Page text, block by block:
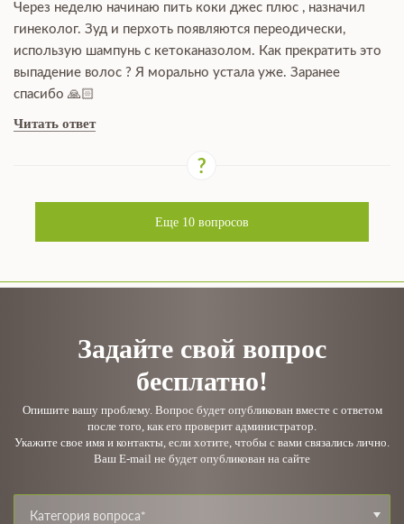
Через неделю начинаю пить коки джес плюс , назначил
гинеколог. Зуд и перхоть появляются переодически,
использую шампунь с кетоканазолом. Как прекратить это
выпадение волос ? Я морально устала уже. Заранее
спасибо 🙏🏻
Читать ответ
Еще 10 вопросов
Задайте свой вопрос
бесплатно!
Опишите вашу проблему. Вопрос будет опубликован вместе с ответом
после того, как его проверит администратор.
Укажите свое имя и контакты, если хотите, чтобы с вами связались лично.
Ваш E-mail не будет опубликован на сайте
Категория вопроса*